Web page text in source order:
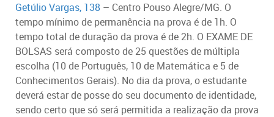
Getúlio Vargas, 138 – Centro Pouso Alegre/MG. O
tempo mínimo de permanência na prova é de 1h. O
tempo total de duração da prova é de 2h. O EXAME DE
BOLSAS será composto de 25 questões de múltipla
escolha (10 de Português, 10 de Matemática e 5 de
Conhecimentos Gerais). No dia da prova, o estudante
deverá estar de posse do seu documento de identidade,
sendo certo que só será permitida a realização da prova